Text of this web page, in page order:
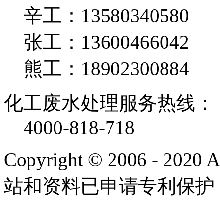
辛工：13580340580
张工：13600466042
熊工：18902300884
化工废水处理服务热线：
4000-818-718
Copyright © 2006 - 2020
站和资料已申请专利保